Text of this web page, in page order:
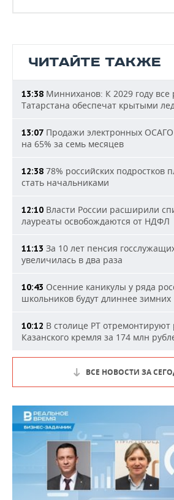
ЧИТАЙТЕ ТАКЖЕ
13:38 Минниханов: К 2029 году
Татарстана обеспечат крытыми
13:07 Продажи электронных
на 65% за семь месяцев
12:38 78% российских подростков
стать начальниками
12:10 Власти России расширили
лауреаты освобождаются от НДФЛ
11:13 За 10 лет пенсия
увеличилась в два раза
10:43 Осенние каникулы у ряда
школьников будут длиннее зимних
10:12 В столице РТ отремонтируют
Казанского кремля за 174 млн
ВСЕ НОВОСТИ ЗА